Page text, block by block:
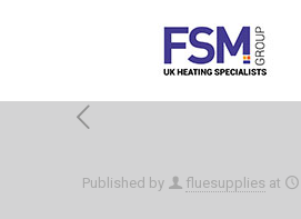
Published by fluesupplies at